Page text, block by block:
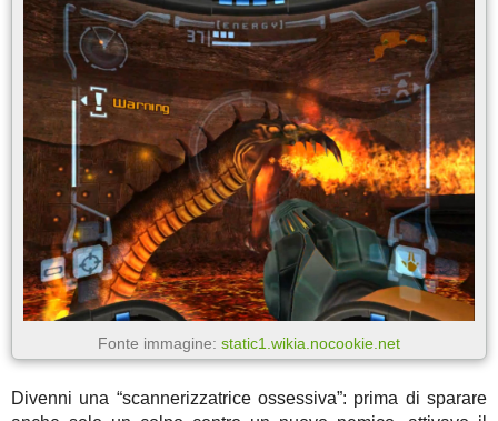
Fonte immagine: static1.wikia.nocookie.net
Divenni una “scannerizzatrice ossessiva”: prima di sparare